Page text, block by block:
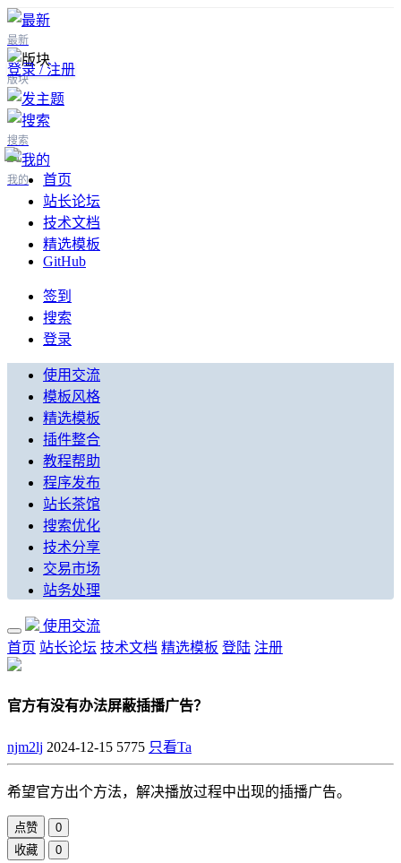
最新
版块
搜索
我的
登录 / 注册
首页
站长论坛
技术文档
精选模板
GitHub
签到
搜索
登录
使用交流
模板风格
精选模板
插件整合
教程帮助
程序发布
站长茶馆
搜索优化
技术分享
交易市场
站务处理
使用交流
首页 站长论坛 技术文档 精选模板 登陆 注册
官方有没有办法屏蔽插播广告？
njm2lj 2024-12-15 5775 只看Ta
希望官方出个方法，解决播放过程中出现的插播广告。
点赞
0
收藏
0